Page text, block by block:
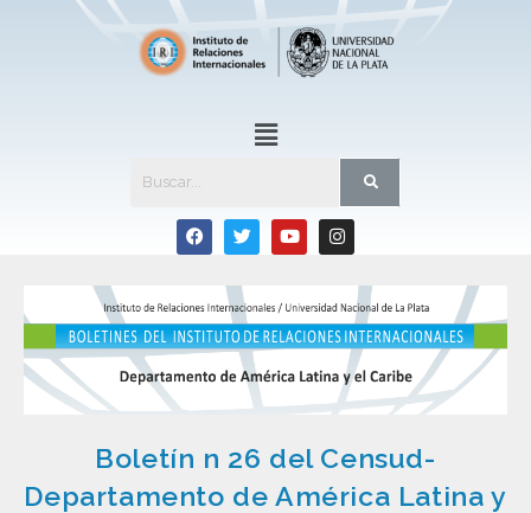
Boletín n 26 del Censud-
Departamento de América Latina y